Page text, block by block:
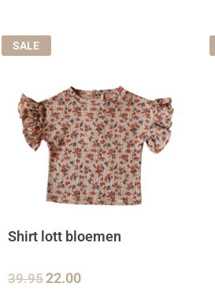
SALE
Shirt lott bloemen
39.9522.00